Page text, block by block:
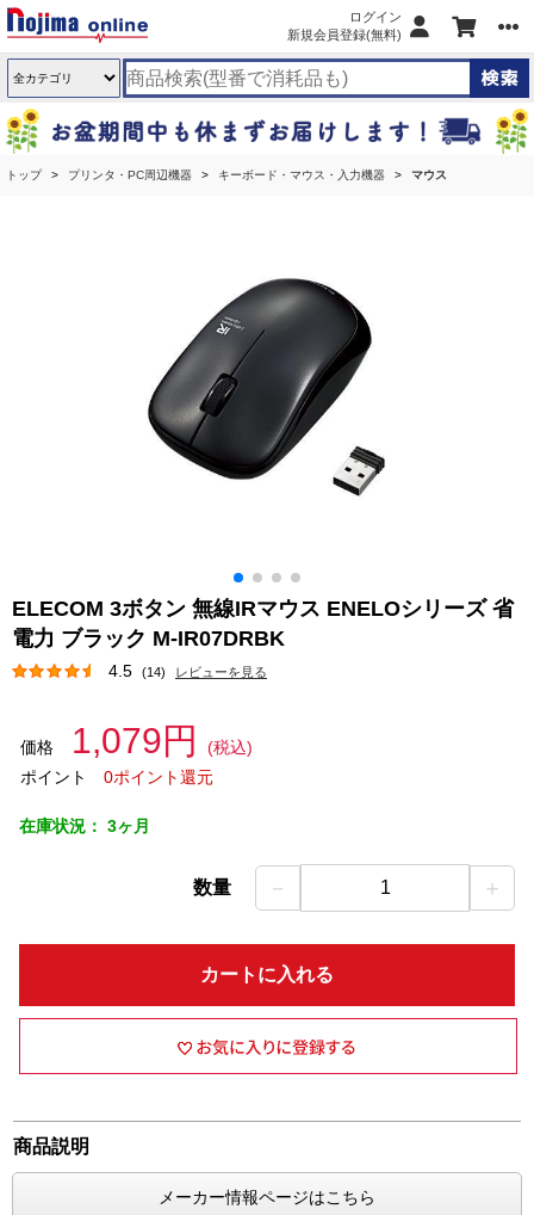
ログイン
新規会員登録(無料)
トップ プリンタ・PC周辺機器 キーボード・マウス・入力機器 マウス
ELECOM 3ボタン 無線IRマウス ENELOシリーズ 省
電力 ブラック M-IR07DRBK
4.5 (14) レビューを見る
価格 1,079円
(税込)
ポイント
0ポイント還元
在庫状況： 3ヶ月
数量 － 1 ＋
カートに入れる
商品説明
メーカー情報ページはこちら